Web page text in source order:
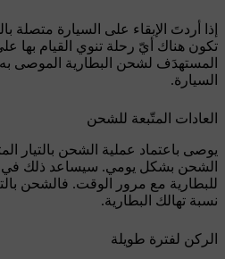
إذا أردتَ الإبقاء على السيارة
تكون هناك أيّ رحلة تنوي القيام بها
المستهدَف لشحن البطارية
السيارة.
العادات المتّبعة للشحن
يوصى باعتماد عملية الشحن بالتيار
الشحن بشكل يومي. سيساعد ذلك في
للبطارية مع مرور الوقت. فالشحن
نسبة تهالك البطارية.
الركن لفترة طويلة